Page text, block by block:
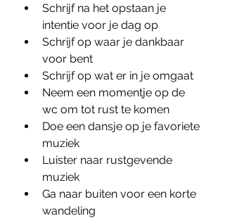
Schrijf na het opstaan je
intentie voor je dag op
Schrijf op waar je dankbaar
voor bent
Schrijf op wat er in je omgaat
Neem een momentje op de
wc om tot rust te komen
Doe een dansje op je favoriete
muziek
Luister naar rustgevende
muziek
Ga naar buiten voor een korte
wandeling